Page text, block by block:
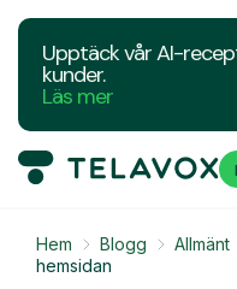
Upptäck vår AI-
kunder.
Läs mer
Hem Blogg Allmänt
hemsidan